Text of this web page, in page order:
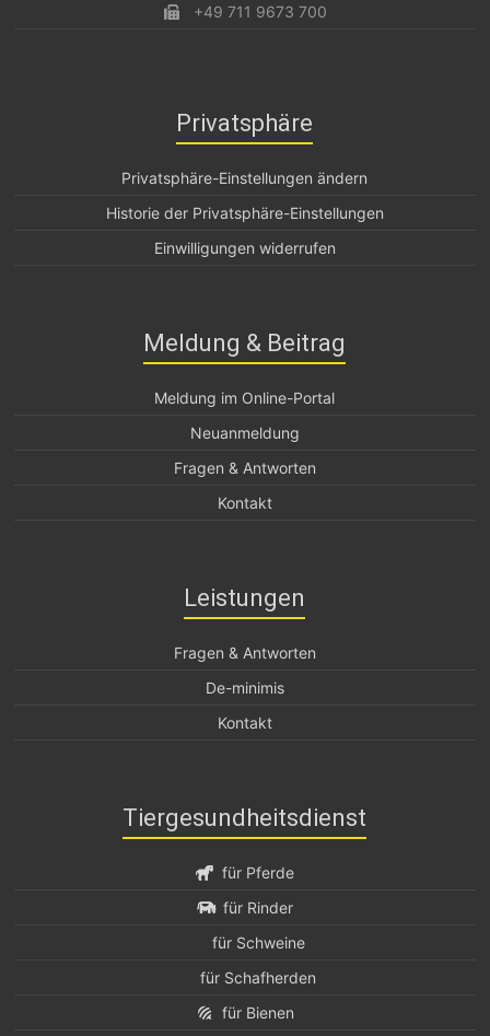
+49 711 9673 700
Privatsphäre
Privatsphäre-Einstellungen ändern
Historie der Privatsphäre-Einstellungen
Einwilligungen widerrufen
Meldung & Beitrag
Meldung im Online-Portal
Neuanmeldung
Fragen & Antworten
Kontakt
Leistungen
Fragen & Antworten
De-minimis
Kontakt
Tiergesundheitsdienst
für Pferde
für Rinder
für Schweine
für Schafherden
für Bienen